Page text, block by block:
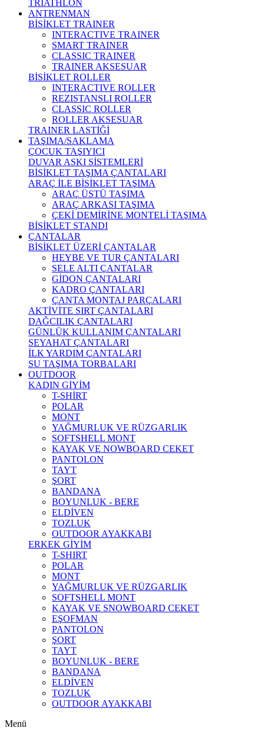
TRIATHLON
ANTRENMAN
BİSİKLET TRAINER
INTERACTIVE TRAINER
SMART TRAINER
CLASSIC TRAINER
TRAINER AKSESUAR
BİSİKLET ROLLER
INTERACTIVE ROLLER
REZISTANSLI ROLLER
CLASSIC ROLLER
ROLLER AKSESUAR
TRAINER LASTİĞİ
TAŞIMA/SAKLAMA
ÇOCUK TAŞIYICI
DUVAR ASKI SİSTEMLERİ
BİSİKLET TAŞIMA ÇANTALARI
ARAÇ İLE BİSİKLET TAŞIMA
ARAÇ ÜSTÜ TAŞIMA
ARAÇ ARKASI TAŞIMA
ÇEKİ DEMİRİNE MONTELİ TAŞIMA
BİSİKLET STANDI
ÇANTALAR
BİSİKLET ÜZERİ ÇANTALAR
HEYBE VE TUR ÇANTALARI
SELE ALTI ÇANTALAR
GİDON ÇANTALARI
KADRO ÇANTALARI
ÇANTA MONTAJ PARÇALARI
AKTİVİTE SIRT ÇANTALARI
DAĞCILIK ÇANTALARI
GÜNLÜK KULLANIM ÇANTALARI
SEYAHAT ÇANTALARI
İLK YARDIM ÇANTALARI
SU TAŞIMA TORBALARI
OUTDOOR
KADIN GİYİM
T-SHİRT
POLAR
MONT
YAĞMURLUK VE RÜZGARLIK
SOFTSHELL MONT
KAYAK VE NOWBOARD CEKET
PANTOLON
TAYT
ŞORT
BANDANA
BOYUNLUK - BERE
ELDİVEN
TOZLUK
OUTDOOR AYAKKABI
ERKEK GİYİM
T-SHIRT
POLAR
MONT
YAĞMURLUK VE RÜZGARLIK
SOFTSHELL MONT
KAYAK VE SNOWBOARD CEKET
EŞOFMAN
PANTOLON
ŞORT
TAYT
BOYUNLUK - BERE
BANDANA
ELDİVEN
TOZLUK
OUTDOOR AYAKKABI
Menü